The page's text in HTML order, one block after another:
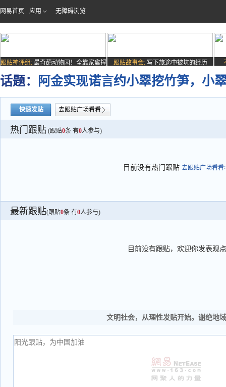
网易首页 应用 无障碍浏览
跟贴神评组: 最奇葩动物园！全靠家禽撑
场子
跟贴故事会: 写下旅途中被坑的经历
话题： 阿金实现诺言约小翠挖竹笋，小
快速发贴 去跟贴广场看看
热门跟贴 (跟贴0条 有0人参与)
目前没有热门跟贴 去跟贴广场看看
最新跟贴(跟贴0条 有0人参与)
目前没有跟贴，欢迎你发表观点
文明社会，从理性发贴开始。谢绝地